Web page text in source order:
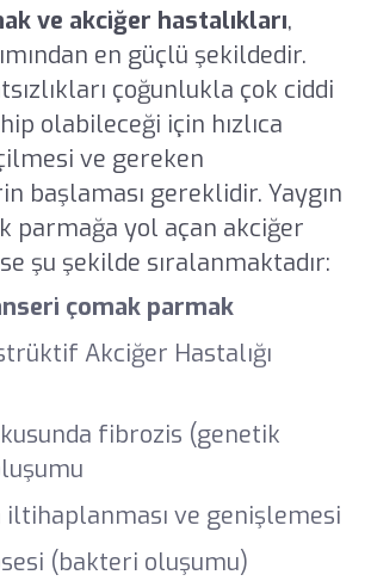
ve akciğer hastalıkları,
en güçlü şekildedir.
çoğunlukla çok ciddi
olabileceği için hızlıca
ve gereken
başlaması gereklidir. Yaygın
parmağa yol açan akciğer
şu şekilde sıralanmaktadır:
çomak parmak
Akciğer Hastalığı
fibrozis (genetik
iltihaplanması ve genişlemesi
(bakteri oluşumu)